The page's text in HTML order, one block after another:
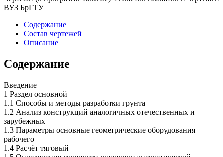
ВУЗ БрГТУ
Содержание
Состав чертежей
Описание
Содержание
Введение
1 Раздел основной
1.1 Способы и методы разработки грунта
1.2 Анализ конструкций аналогичных отечественных и
зарубежных
1.3 Параметры основные геометрические оборудования
рабочего
1.4 Расчёт тяговый